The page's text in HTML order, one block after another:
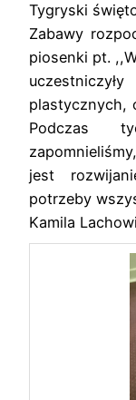
Tygryski
Zabawy
piosenki pt.
plastycznych,
Podczas
jest
potrzeby
Kamila